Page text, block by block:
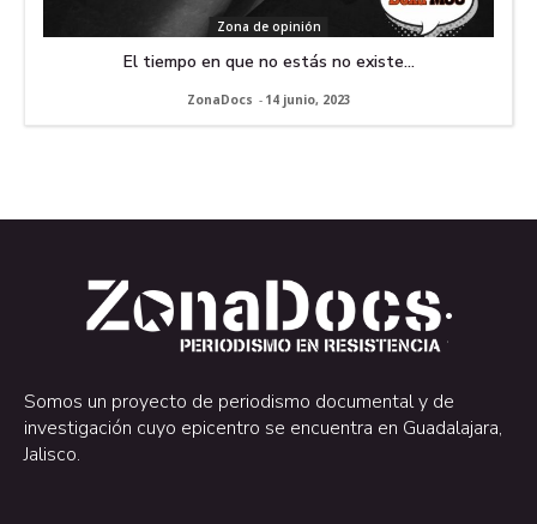
Zona de opinión
El tiempo en que no estás no existe…
ZonaDocs - 14 junio, 2023
.
.
Somos un proyecto de periodismo documental y de
investigación cuyo epicentro se encuentra en Guadalajara,
Jalisco.